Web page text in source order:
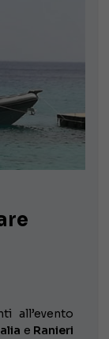
all’evento
e Ranieri